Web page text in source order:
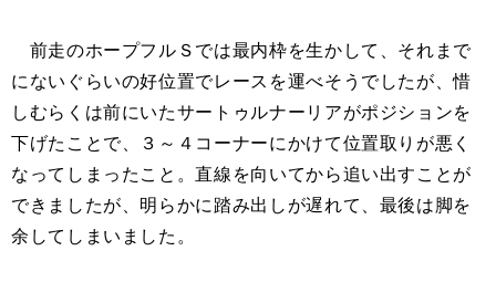
前走のホープフルＳでは最内枠を生かして、それまで
にないぐらいの好位置でレースを運べそうでしたが、惜
しむらくは前にいたサートゥルナーリアがポジションを
下げたことで、３～４コーナーにかけて位置取りが悪く
なってしまったこと。直線を向いてから追い出すことが
できましたが、明らかに踏み出しが遅れて、最後は脚を
余してしまいました。